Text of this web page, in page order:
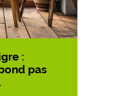
:
pas